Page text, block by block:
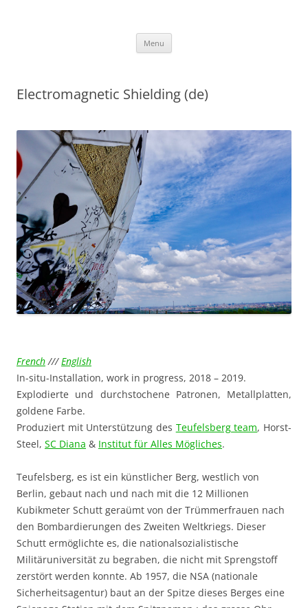
Menu
Electromagnetic Shielding (de)
French /// English
In-situ-Installation, work in progress, 2018 – 2019.
Explodierte und durchstochene Patronen, Metallplatten,
goldene Farbe.
Produziert mit Unterstützung des Teufelsberg team, Horst-
Steel, SC Diana & Institut für Alles Mögliches.
Teufelsberg, es ist ein künstlicher Berg, westlich von
Berlin, gebaut nach und nach mit die 12 Millionen
Kubikmeter Schutt geraümt von der Trümmerfrauen nach
den Bombardierungen des Zweiten Weltkriegs. Dieser
Schutt ermöglichte es, die nationalsozialistische
Militäruniversität zu begraben, die nicht mit Sprengstoff
zerstört werden konnte. Ab 1957, die NSA (nationale
Sicherheitsagentur) baut an der Spitze dieses Berges eine